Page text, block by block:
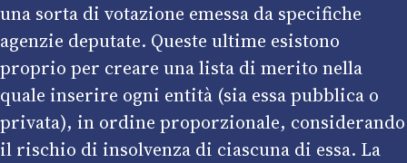
una sorta di votazione emessa da specifiche
agenzie deputate. Queste ultime esistono
proprio per creare una lista di merito nella
quale inserire ogni entità (sia essa pubblica o
privata), in ordine proporzionale, considerando
il rischio di insolvenza di ciascuna di essa. La